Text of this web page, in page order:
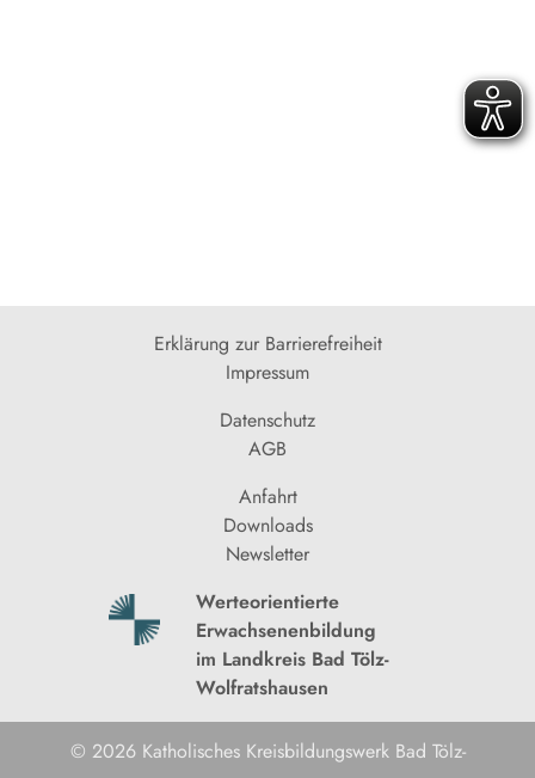
Erklärung zur Barrierefreiheit
Impressum
Datenschutz
AGB
Anfahrt
Downloads
Newsletter
Werteorientierte
Erwachsenenbildung
im Landkreis Bad Tölz-
Wolfratshausen
© 2026 Katholisches Kreisbildungswerk Bad Tölz-